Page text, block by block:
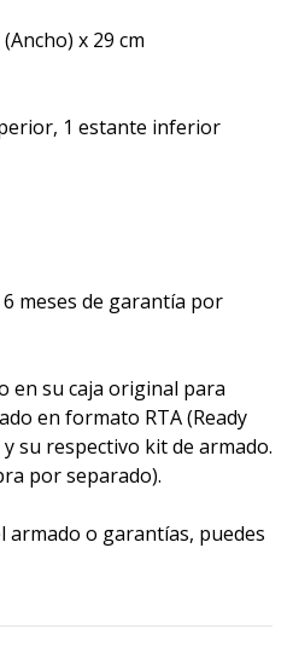
x 29 cm
1 estante inferior
meses de garantía por
en su caja original para
en formato RTA (Ready
su respectivo kit de armado.
por separado).
armado o garantías, puedes